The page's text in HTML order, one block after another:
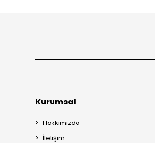
Kurumsal
Hakkımızda
İletişim